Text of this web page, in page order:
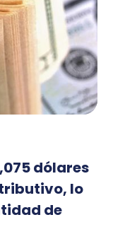
dólares
lo
de